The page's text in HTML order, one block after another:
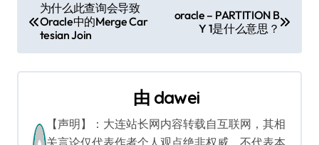
章
导
为什么此查询会导致
Oracle中的Merge Car
tesian Join
oracle – PARTITION B
Y 1是什么意思？
由 dawei
【声明】：大连站长网内容转载自互联网，其相
关言论仅代表作者个人观点绝非权威，不代表本